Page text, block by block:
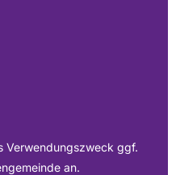
Verwendungszweck ggf.
an.